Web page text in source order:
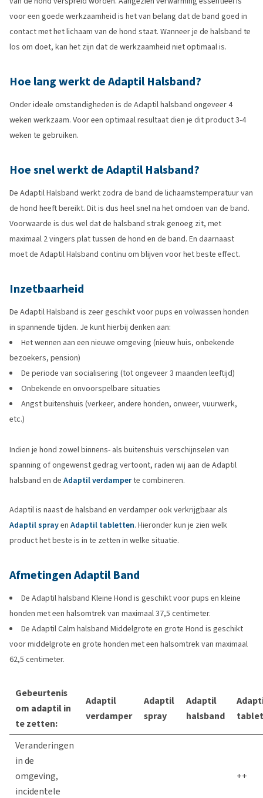
voor een goede werkzaamheid is het van belang dat de band goed in
contact met het lichaam van de hond staat. Wanneer je de halsband te
los om doet, kan het zijn dat de werkzaamheid niet optimaal is.
Hoe lang werkt de Adaptil Halsband?
Onder ideale omstandigheden is de Adaptil halsband ongeveer 4
weken werkzaam. Voor een optimaal resultaat dien je dit product 3-4
weken te gebruiken.
Hoe snel werkt de Adaptil Halsband?
De Adaptil Halsband werkt zodra de band de lichaamstemperatuur van
de hond heeft bereikt. Dit is dus heel snel na het omdoen van de band.
Voorwaarde is dus wel dat de halsband strak genoeg zit, met
maximaal 2 vingers plat tussen de hond en de band. En daarnaast
moet de Adaptil Halsband continu om blijven voor het beste effect.
Inzetbaarheid
De Adaptil Halsband is zeer geschikt voor pups en volwassen honden
in spannende tijden. Je kunt hierbij denken aan:
Het wennen aan een nieuwe omgeving (nieuw huis, onbekende
bezoekers, pension)
De periode van socialisering (tot ongeveer 3 maanden leeftijd)
Onbekende en onvoorspelbare situaties
Angst buitenshuis (verkeer, andere honden, onweer, vuurwerk,
etc.)
Indien je hond zowel binnens- als buitenshuis verschijnselen van
spanning of ongewenst gedrag vertoont, raden wij aan de Adaptil
halsband en de Adaptil verdamperte combineren.
Adaptil is naast de halsband en verdamper ook verkrijgbaar als
Adaptil sprayen Adaptil tabletten. Hieronder kun je zien welk
product het beste is in te zetten in welke situatie.
Afmetingen Adaptil Band
De Adaptil halsband Kleine Hond is geschikt voor pups en kleine
honden met een halsomtrek van maximaal 37,5 centimeter.
De Adaptil Calm halsband Middelgrote en grote Hond is geschikt
voor middelgrote en grote honden met een halsomtrek van maximaal
62,5 centimeter.
Gebeurtenis
om adaptil in
te zetten:
Adaptil
verdamper
Adaptil
spray
Adaptil
halsband
Veranderingen
in de
omgeving,
incidentele
++